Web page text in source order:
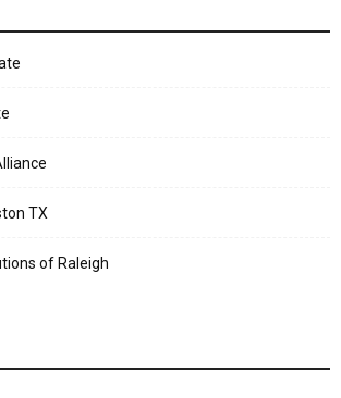
TX
of Raleigh